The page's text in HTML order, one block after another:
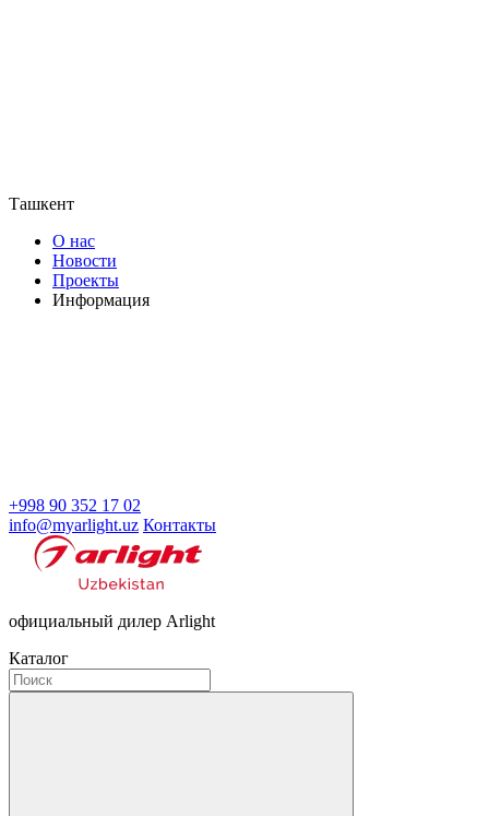
Ташкент
О нас
Новости
Проекты
Информация
+998 90 352 17 02
info@myarlight.uz Контакты
официальный дилер Arlight
Каталог